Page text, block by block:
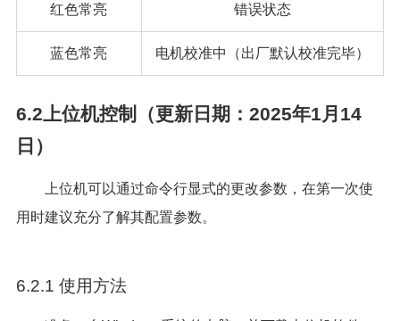
红色常亮 错误状态
蓝色常亮 电机校准中（出厂默认校准完毕）
6.2上位机控制（更新日期：2025年1月14
日）
上位机可以通过命令行显式的更改参数，在第一次使
用时建议充分了解其配置参数。
6.2.1 使用方法